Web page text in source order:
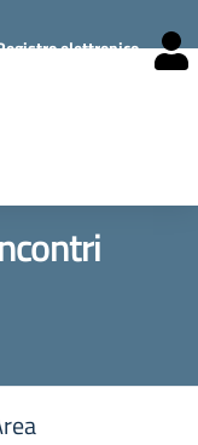
elettronico